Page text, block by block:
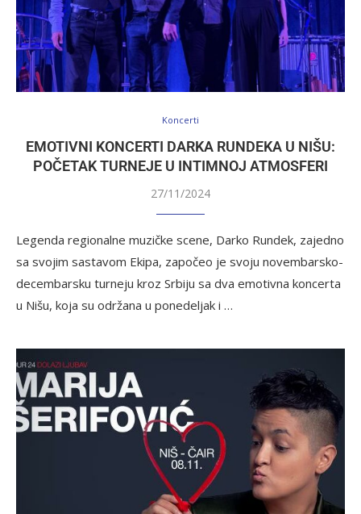
Koncerti
EMOTIVNI KONCERTI DARKA RUNDEKA U NIŠU:
POČETAK TURNEJE U INTIMNOJ ATMOSFERI
27/11/2024
Legenda regionalne muzičke scene, Darko Rundek, zajedno
sa svojim sastavom Ekipa, započeo je svoju novembarsko-
decembarsku turneju kroz Srbiju sa dva emotivna koncerta
u Nišu, koja su održana u ponedeljak i …